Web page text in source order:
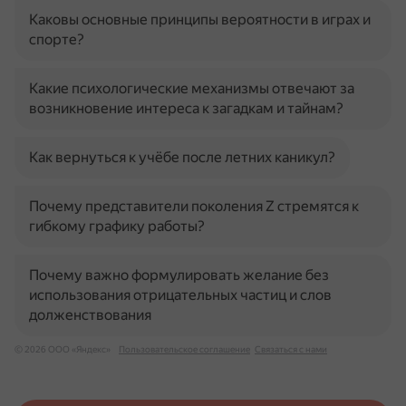
Каковы основные принципы вероятности в играх и
спорте?
Какие психологические механизмы отвечают за
возникновение интереса к загадкам и тайнам?
Как вернуться к учёбе после летних каникул?
Почему представители поколения Z стремятся к
гибкому графику работы?
Почему важно формулировать желание без
использования отрицательных частиц и слов
долженствования
© 2026 ООО «Яндекс» Пользовательское соглашение Связаться с нами